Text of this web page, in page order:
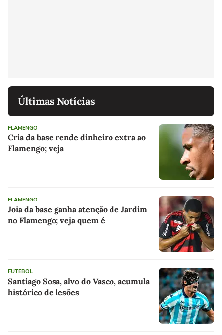
Últimas Notícias
FLAMENGO
Cria da base rende dinheiro extra ao
Flamengo; veja
FLAMENGO
Joia da base ganha atenção de Jardim
no Flamengo; veja quem é
FUTEBOL
Santiago Sosa, alvo do Vasco, acumula
histórico de lesões